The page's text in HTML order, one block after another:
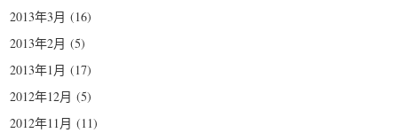
2013年3月 (16)
2013年2月 (5)
2013年1月 (17)
2012年12月 (5)
2012年11月 (11)